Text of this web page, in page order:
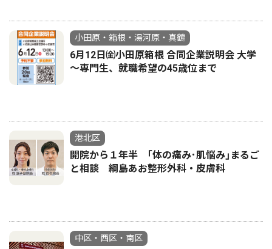
小田原・箱根・湯河原・真鶴
6月12日㈮小田原箱根 合同企業説明会 大学
～専門生、就職希望の45歳位まで
港北区
開院から１年半 ｢体の痛み･肌悩み｣まるご
と相談 綱島あお整形外科・皮膚科
中区・西区・南区